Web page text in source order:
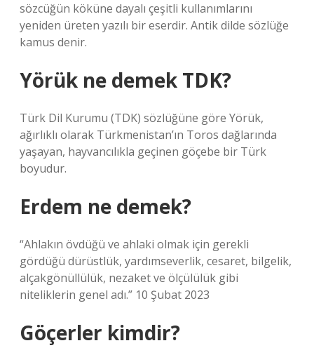
sözcüğün köküne dayalı çeşitli kullanımlarını
yeniden üreten yazılı bir eserdir. Antik dilde sözlüğe
kamus denir.
Yörük ne demek TDK?
Türk Dil Kurumu (TDK) sözlüğüne göre Yörük,
ağırlıklı olarak Türkmenistan’ın Toros dağlarında
yaşayan, hayvancılıkla geçinen göçebe bir Türk
boyudur.
Erdem ne demek?
“Ahlakın övdüğü ve ahlaki olmak için gerekli
gördüğü dürüstlük, yardımseverlik, cesaret, bilgelik,
alçakgönüllülük, nezaket ve ölçülülük gibi
niteliklerin genel adı.” 10 Şubat 2023
Göçerler kimdir?